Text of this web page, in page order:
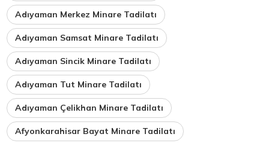
Adıyaman Merkez Minare Tadilatı
Adıyaman Samsat Minare Tadilatı
Adıyaman Sincik Minare Tadilatı
Adıyaman Tut Minare Tadilatı
Adıyaman Çelikhan Minare Tadilatı
Afyonkarahisar Bayat Minare Tadilatı